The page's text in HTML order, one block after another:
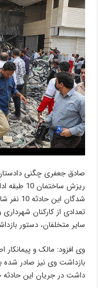
صادق جعفری چگنی
ریزش
شدگان
تعدادی از کارکنان
سایر متخلفان، دستور
وی افزود: مالک و
بازداشت وی نیز صادر
داشت در جریان این